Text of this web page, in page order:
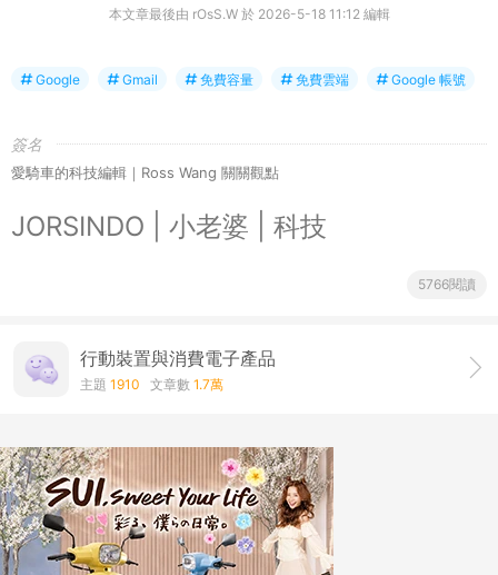
本文章最後由 rOsS.W 於 2026-5-18 11:12 編輯
Google Gmail 免費容量 免費雲端 Google 帳號
簽名
愛騎車的科技編輯｜Ross Wang 關關觀點
JORSINDO | 小老婆 | 科技
5766閱讀
行動裝置與消費電子產品
主題 1910 文章數 1.7萬